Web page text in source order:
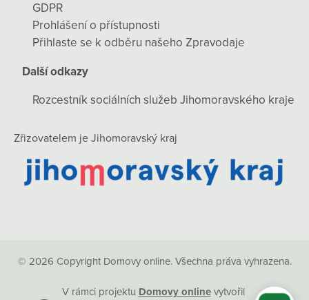
GDPR
Prohlášení o přístupnosti
Přihlaste se k odběru našeho Zpravodaje
Další odkazy
Rozcestník sociálních služeb Jihomoravského kraje
Zřizovatelem je Jihomoravský kraj
© 2026 Copyright Domovy online. Všechna práva vyhrazena.
V rámci projektu Domovy onlinevytvořil